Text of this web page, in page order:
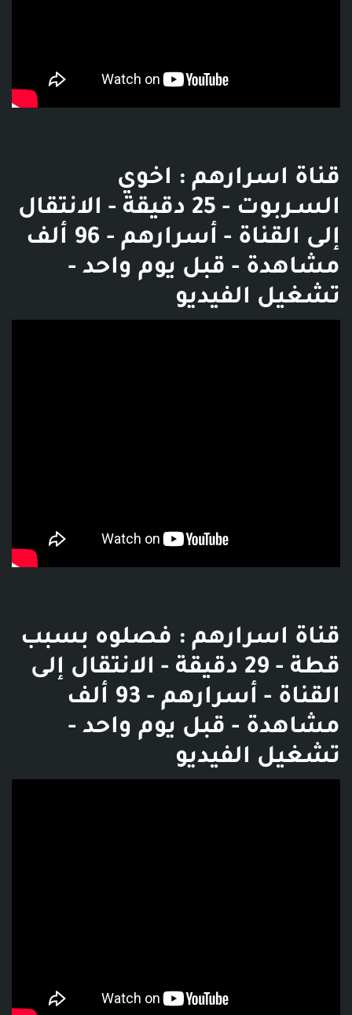
قناة اسرارهم : اخوي
السـربوت - 25 دقيقة - الانتقال
إلى القناة - أسرارهم - 96 ألف
مشاهدة - قبل يوم واحد -
تشغيل الفيديو
قناة اسرارهم : فصلوه بسبب
قطة - 29 دقيقة - الانتقال إلى
القناة - أسرارهم - 93 ألف
مشاهدة - قبل يوم واحد -
تشغيل الفيديو